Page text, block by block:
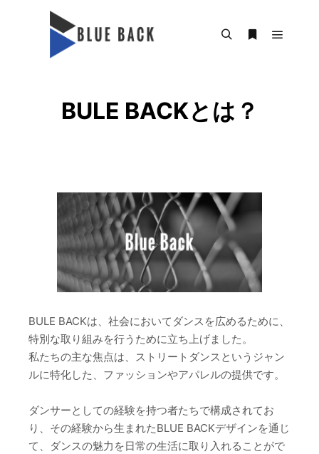
BULE BACKとは？
BULE BACKは、社会においてダンスを広めるために、
特別な取り組みを行うために立ち上げました。
私たちの主な焦点は、ストリートダンスというジャン
ルに特化した、ファッションやアパレルの提供です。
ダンサーとしての経験を持つ者たちで構成されてお
り、その経験から生まれたBLUE BACKデザインを通じ
て、ダンスの魅力を日常の生活に取り入れることがで